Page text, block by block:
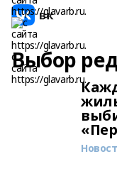
Выбор